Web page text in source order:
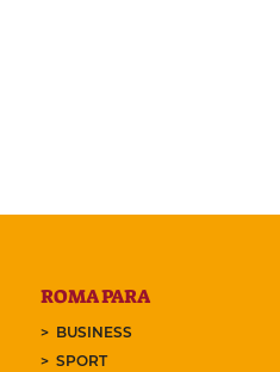
ROMA PARA
BUSINESS
SPORT